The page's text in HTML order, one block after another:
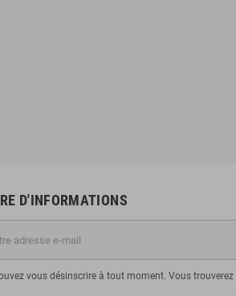
D'INFORMATIONS
vous désinscrire à tout moment. Vous